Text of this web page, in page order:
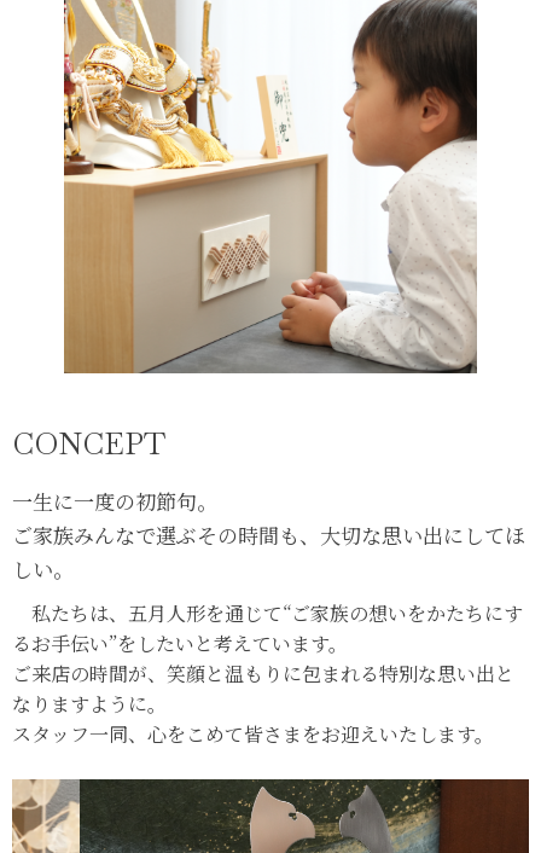
CONCEPT
一生に一度の初節句。
ご家族みんなで選ぶその時間も、大切な思い出にしてほ
しい。
私たちは、五月人形を通じて“ご家族の想いをかたちにす
るお手伝い”をしたいと考えています。
ご来店の時間が、笑顔と温もりに包まれる特別な思い出と
なりますように。
スタッフ一同、心をこめて皆さまをお迎えいたします。